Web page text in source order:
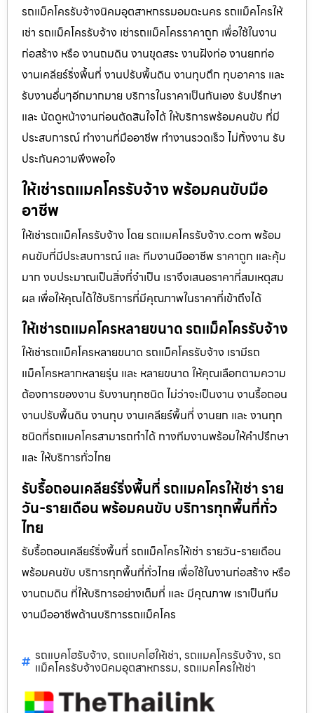
รถแม็คโครรับจ้างนิคมอุตสาหกรรมอมตะนคร รถแม็คโครให้
เช่า รถแม็คโครรับจ้าง เช่ารถแม็คโครราคาถูก เพื่อใช้ในงาน
ก่อสร้าง หรือ งานถมดิน งานขุดสระ งานฝังท่อ งานยกท่อ
งานเคลียร์ริ่งพื้นที่ งานปรับพื้นดิน งานทุบตึก ทุบอาคาร และ
รับงานอื่นๆอีกมากมาย บริการในราคาเป็นกันเอง รับปรึกษา
และ นัดดูหน้างานก่อนตัดสินใจได้ ให้บริการพร้อมคนขับ ที่มี
ประสบการณ์ ทำงานที่มืออาชีพ ทำงานรวดเร็ว ไม่ทิ้งงาน รับ
ประกันความพึงพอใจ
ให้เช่ารถแมคโครรับจ้าง พร้อมคนขับมือ
อาชีพ
ให้เช่ารถแม็คโครรับจ้าง โดย รถแมคโครรับจ้าง.com พร้อม
คนขับที่มีประสบการณ์ และ ทีมงานมืออาชีพ ราคาถูก และคุ้ม
มาก งบประมาณเป็นสิ่งที่จำเป็น เราจึงเสนอราคาที่สมเหตุสม
ผล เพื่อให้คุณได้ใช้บริการที่มีคุณภาพในราคาที่เข้าถึงได้
ให้เช่ารถแมคโครหลายขนาด รถแม็คโครรับจ้าง
ให้เช่ารถแม็คโครหลายขนาด รถแม็คโครรับจ้าง เรามีรถ
แม็คโครหลากหลายรุ่น และ หลายขนาด ให้คุณเลือกตามความ
ต้องการของงาน รับงานทุกชนิด ไม่ว่าจะเป็นงาน งานรื้อถอน
งานปรับพื้นดิน งานทุบ งานเคลียร์พื้นที่ งานยก และ งานทุก
ชนิดที่รถแมคโครสามารถทำได้ ทางทีมงานพร้อมให้คำปรึกษา
และ ให้บริการทั่วไทย
รับรื้อถอนเคลียร์ริ่งพื้นที่ รถแมคโครให้เช่า ราย
วัน-รายเดือน พร้อมคนขับ บริการทุกพื้นที่ทั่ว
ไทย
รับรื้อถอนเคลียร์ริ่งพื้นที่ รถแม็คโครให้เช่า รายวัน-รายเดือน
พร้อมคนขับ บริการทุกพื้นที่ทั่วไทย เพื่อใช้ในงานก่อสร้าง หรือ
งานถมดิน ที่ให้บริการอย่างเต็มที่ และ มีคุณภาพ เราเป็นทีม
งานมืออาชีพด้านบริการรถแม็คโคร
รถแบคโฮรับจ้าง, รถแบคโฮให้เช่า, รถแมคโครรับจ้าง, รถ
แม็คโครรับจ้างนิคมอุตสาหกรรม, รถแมคโครให้เช่า